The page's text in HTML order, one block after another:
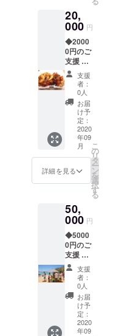
柔軟に
期限の
延長対
応させ
て頂き
ます。
て頂き
ます。 *
の際
に、ご
希望の
お渡し
方法
（郵送
or ご来
店時手
渡し）
を備考
欄にご
記入く
ださい
Tシャツ
お好き
な色を
ご記入
くださ
い。 *有
効期限
は2022
年10月
31日、
但しコ
ロナの
状況等
の不測
人気ナ
ンバー
１、
ビーチ
ギャン
グボム
（全部
乗せ）1
BBQチ
キンプ
レート2
つ/BBQ
チキン
＆シュ
リンプ
コンボ
ガー
リック
ンププ
レート
どちら
か１つ
）合計
４つ。 *
ご支援
の際
に、ご
希望の
20,
000 円
◆2000
0円のご
支援 ・
ご来店
時にお
使い頂
ける
クーポ
ン券
（当店
人気ナ
ンバー
１、
ビーチ
ギャン
乗せ）1
つ） ・
ビーチ
ギャン
グアイ
ランド
グリ
ル、オ
リジナ
ルＴ
シャツ1
ビーチ
ギャン
支援
者：
0人
お届
け予
定：
2020
年09
月
詳細を見る
こ
の
リ
タ
ー
ン
を
選
択
す
る
50,
000 円
◆5000
0円のご
支援 ・
完全プ
ライ
ベート
ビーチ
ＢＢＱ
ご招
待。
ビーチ
支援
者：
0人
お届
け予
定：
2020
年09